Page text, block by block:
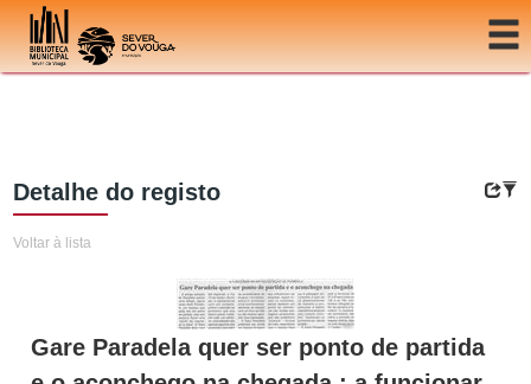
Ir para o conteúdo
Detalhe do registo
Voltar à lista
Gare Paradela quer ser ponto de partida